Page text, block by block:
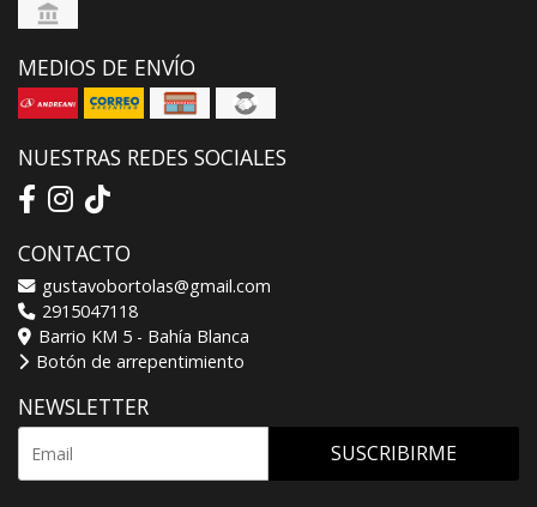
MEDIOS DE ENVÍO
NUESTRAS REDES SOCIALES
CONTACTO
gustavobortolas@gmail.com
2915047118
Barrio KM 5 - Bahía Blanca
Botón de arrepentimiento
NEWSLETTER
SUSCRIBIRME